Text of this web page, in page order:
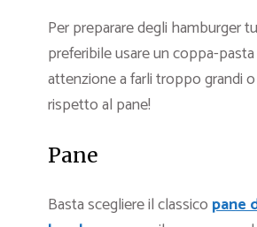
Per preparare degli hamburger
preferibile usare un coppa-
attenzione a farli troppo grandi
rispetto al pane!
Pane
Basta scegliere il classico pane